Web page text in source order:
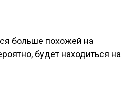
больше похожей на
будет находиться на